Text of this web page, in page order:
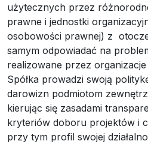
użytecznych przez
prawne i jednostki
osobowości prawnej) z
samym odpowiadać na
realizowane przez organizacje
Spółka prowadzi swoją
darowizn podmiotom
kierując się zasadami
kryteriów doboru projektów i
przy tym profil swojej